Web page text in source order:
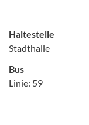
Haltestelle
Stadthalle
Bus
Linie: 59